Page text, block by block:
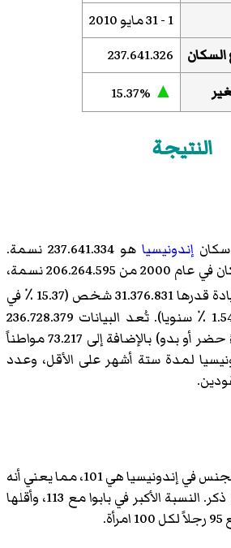
1 - 31 مايو 2010
237.641.326
▲
النتيجة
سكانإندونيسيا
هو 237.641.334 نسمة.
نسمة،
أي أن السكان نمو بزيادة قدرها 31.376.831 شخص (15.37 ٪ في
10 سنوات أو بمعدل 1.54 ٪ سنويا). تُعد البيانات 236.728.379
مواطنًا إندونيسيًا (سواءً حضر أو بدو) بالإضافة إلى 73.217 مواطناً
لمدة ستة أشهر على الأقل، وعدد
وجد التعداد أن نسبة الجنس في إندونيسيا هي 101، مما يعني أنه
لكل 100 أنثى هناك 101 ذكر. النسبة الأكبر في بابوا مع 113، وأقلها